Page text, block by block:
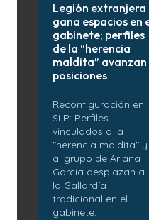
Legión extranjera
gana espacios en
gabinete; perfiles
de la “herencia
maldita” avanzan
posiciones
Reconfiguración en
SLP: Perfiles
vinculados a la
"herencia maldita" y
al grupo de Ariana
García desplazan a
la Gallardía
tradicional en el
gabinete.